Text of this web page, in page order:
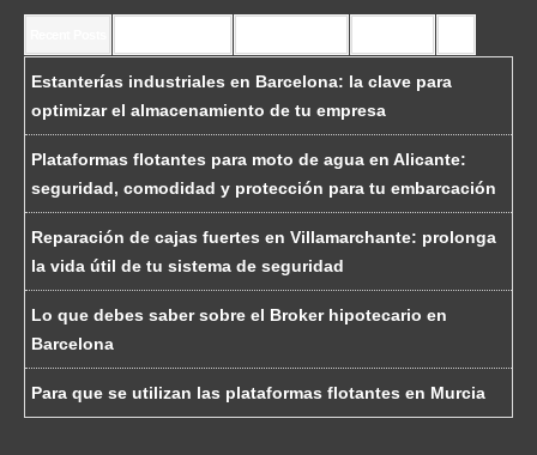
Estanterías industriales en Barcelona: la clave para
optimizar el almacenamiento de tu empresa
Plataformas flotantes para moto de agua en Alicante:
seguridad, comodidad y protección para tu embarcación
Reparación de cajas fuertes en Villamarchante: prolonga
la vida útil de tu sistema de seguridad
Lo que debes saber sobre el Broker hipotecario en
Barcelona
Para que se utilizan las plataformas flotantes en Murcia